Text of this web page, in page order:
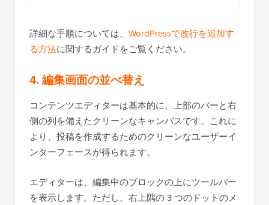
詳細な手順については、 WordPressで改行を追加す
る方法に関するガイドをご覧ください。
4. 編集画面の並べ替え
コンテンツエディターは基本的に、上部のバーと右
側の列を備えたクリーンなキャンバスです。これに
より、投稿を作成するためのクリーンなユーザーイ
ンターフェースが得られます。
エディターは、編集中のブロックの上にツールバー
を表示します。ただし、右上隅の 3 つのドットのメ